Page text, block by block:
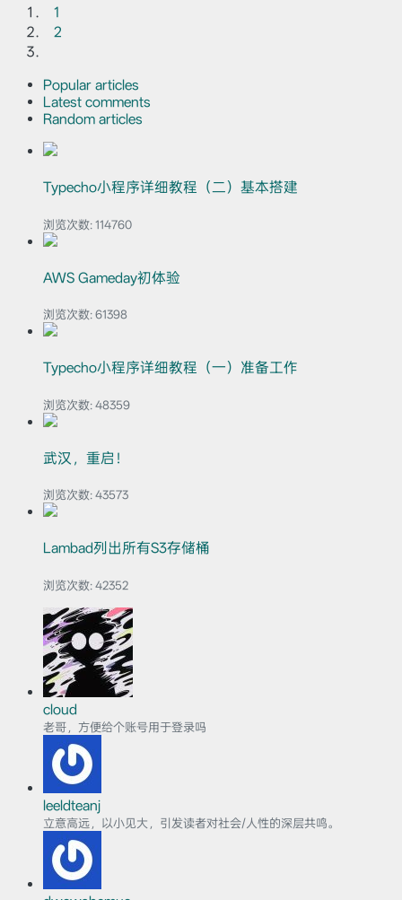
1
2
Popular articles
Latest comments
Random articles
Typecho小程序详细教程（二）基本搭建
浏览次数: 114760
AWS Gameday初体验
浏览次数: 61398
Typecho小程序详细教程（一）准备工作
浏览次数: 48359
武汉，重启！
浏览次数: 43573
Lambad列出所有S3存储桶
浏览次数: 42352
cloud
老哥，方便给个账号用于登录吗
leeldteanj
立意高远，以小见大，引发读者对社会/人性的深层共鸣。